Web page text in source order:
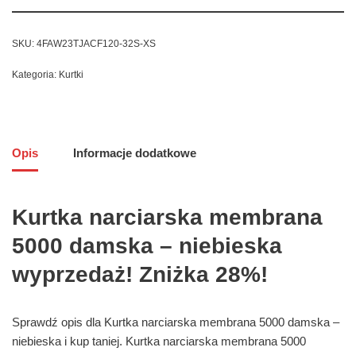
SKU: 4FAW23TJACF120-32S-XS
Kategoria: Kurtki
Opis Informacje dodatkowe
Kurtka narciarska membrana
5000 damska – niebieska
wyprzedaż! Zniżka 28%!
Sprawdź opis dla Kurtka narciarska membrana 5000 damska –
niebieska i kup taniej. Kurtka narciarska membrana 5000